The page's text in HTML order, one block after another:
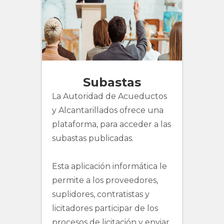
Subastas
La Autoridad de Acueductos
y Alcantarillados ofrece una
plataforma, para acceder a las
subastas publicadas.
Esta aplicación informática le
permite a los proveedores,
suplidores, contratistas y
licitadores participar de los